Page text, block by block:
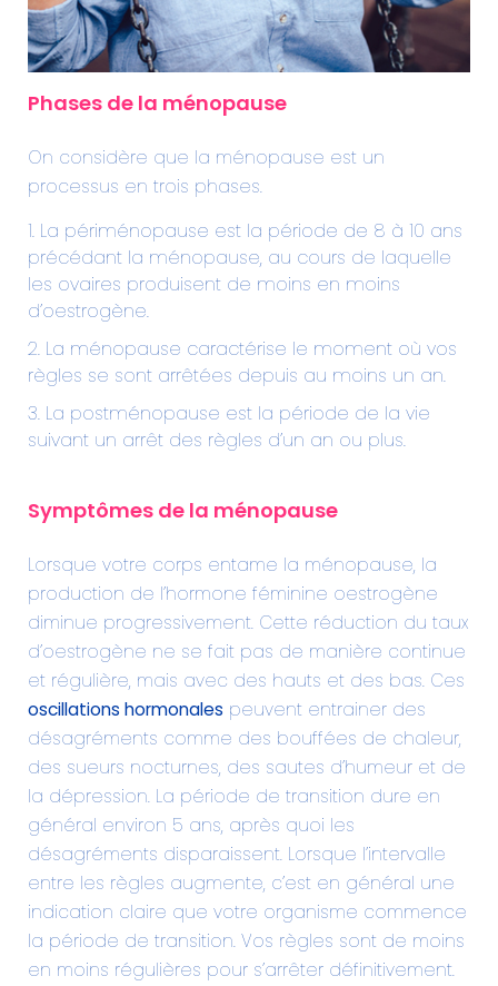
Phases de la ménopause
On considère que la ménopause est un
processus en trois phases.
La périménopause est la période de 8 à 10 ans
précédant la ménopause, au cours de laquelle
les ovaires produisent de moins en moins
d’oestrogène.
La ménopause caractérise le moment où vos
règles se sont arrêtées depuis au moins un an.
La postménopause est la période de la vie
suivant un arrêt des règles d’un an ou plus.
Symptômes de la ménopause
Lorsque votre corps entame la ménopause, la
production de l’hormone féminine oestrogène
diminue progressivement. Cette réduction du taux
d’oestrogène ne se fait pas de manière continue
et régulière, mais avec des hauts et des bas. Ces
oscillations hormonales peuvent entrainer des
désagréments comme des bouffées de chaleur,
des sueurs nocturnes, des sautes d’humeur et de
la dépression. La période de transition dure en
général environ 5 ans, après quoi les
désagréments disparaissent. Lorsque l’intervalle
entre les règles augmente, c’est en général une
indication claire que votre organisme commence
la période de transition. Vos règles sont de moins
en moins régulières pour s’arrêter définitivement.